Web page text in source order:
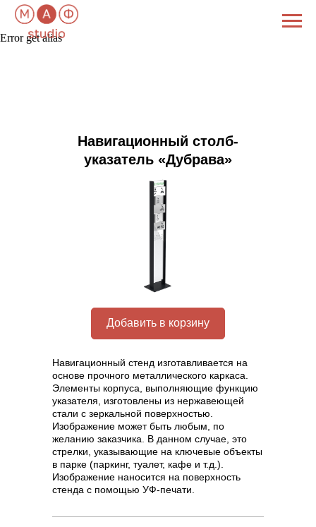
Error get alias
Навигационный столб-
указатель «Дубрава»
Навигационный стенд изготавливается на
основе прочного металлического каркаса.
Элементы корпуса, выполняющие функцию
указателя, изготовлены из нержавеющей
стали с зеркальной поверхностью.
Изображение может быть любым, по
желанию заказчика. В данном случае, это
стрелки, указывающие на ключевые объекты
в парке (паркинг, туалет, кафе и т.д.).
Изображение наносится на поверхность
стенда с помощью УФ-печати.
Добавить в корзину